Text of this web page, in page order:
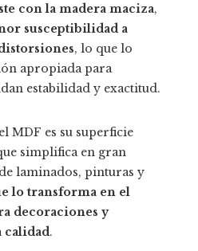
con la madera maciza,
susceptibilidad a
, lo que lo
apropiada para
estabilidad y exactitud.
MDF es su superficie
simplifica en gran
laminados, pinturas y
lo transforma en el
decoraciones y
calidad.